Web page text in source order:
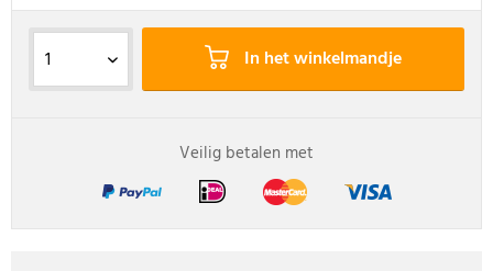
In het winkelmandje
Veilig betalen met